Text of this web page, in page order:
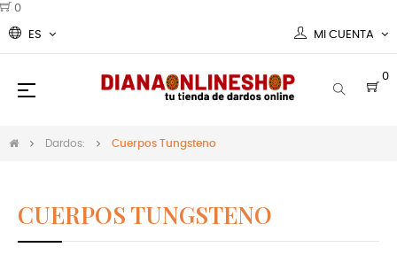
0
ES MI CUENTA
0
Navegación
☰
Dardos: Cuerpos Tungsteno
CUERPOS TUNGSTENO